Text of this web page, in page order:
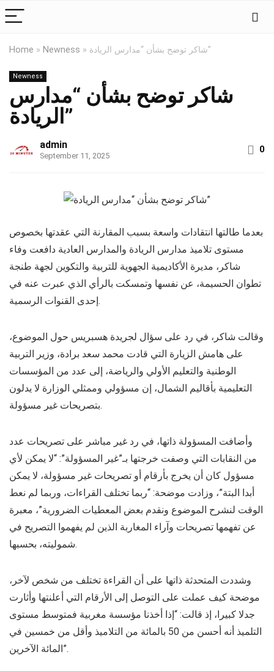
Home » Newness » شاكر توضح بشأن “مدارس الريادة”
Newness
شاكر توضح بشأن “مدارس
الريادة”
admin
September 11, 2025
0
بعدما طالتها انتقادات واسعة بسبب المقارنة التي عقدتها بخصوص
مستوى تلاميذ مدارس الريادة والمدارس العادية دافعت وفاء
شاكر، مديرة الأكاديمية الجهوية للتربية والتكوين لجهة طنجة
تطوان الحسيمة، عن نفسها وتمسكت بالرأي الذي عبرت عنه في
إحدى القنوات الرسمية.
وقالت شاكر، في رد على سؤال لجريدة هسبريس حول الموضوع،
على هامش الزيارة التي قادت محمد سعد برادة، وزير التربية
الوطنية والتعليم الأولي والرياضة، إلى عدد من المؤسسات
التعليمية بأقاليم الشمال، إن مسؤولي وممثلي الوزارة لا يدلون
بتصريحات غير مسؤولة.
وأضافت المسؤولة ذاتها، في رد غير مباشر على تصريحات عدد
من النقابات التي وصفت خرجتها بـ”غير المسؤولة”: “لا يمكن لأي
مسؤول كان أن يخرج بأرقام أو تصريحات غير مسؤولة، لا يمكن
أبدا البتة”، وزادت موضحة: “ربما تختلف القراءات، وربما لم نعط
الوقت لنشرح الموضوع ونقدم بعض المعطيات الضرورية”، معبرة
عن تفهمها تصريحات وآراء المغاربة الذين لم يفهموا التصريح في
شموليته، بحسبها.
وشددت المتحدثة ذاتها على أن القراءة تختلف من شخص لآخر،
موضحة كيف عملت على التوصل إلى الأرقام التي أعلنتها وأثارت
جدلا كبيرا، إذ قالت: “إذا أخذنا مؤسسة مغربية فمتوسط مستوى
التلميذ أنه أحسن من 50 بالمائة من التلاميذ وأقل من خمسين في
المائة الآخرين”.